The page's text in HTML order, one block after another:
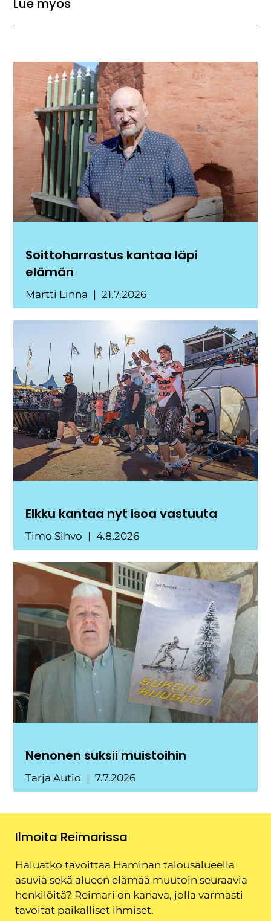
Lue myös
Soittoharrastus kantaa läpi
elämän
Martti Linna 21.7.2026
Elkku kantaa nyt isoa vastuuta
Timo Sihvo 4.8.2026
Nenonen suksii muistoihin
Tarja Autio 7.7.2026
Ilmoita Reimarissa
Haluatko tavoittaa Haminan talousalueella
asuvia sekä alueen elämää muutoin seuraavia
henkilöitä? Reimari on kanava, jolla varmasti
tavoitat paikalliset ihmiset.